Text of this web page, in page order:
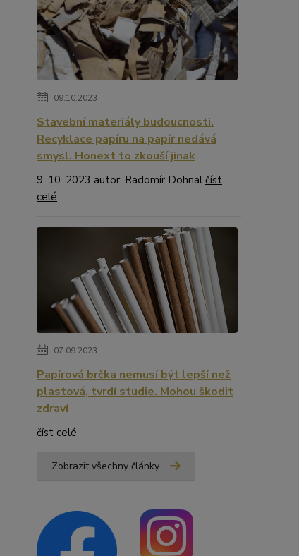
09.10.2023
Stavební materiály budoucnosti.
Recyklace papíru na papír nedává
smysl. Honext to zkouší jinak
9. 10. 2023 autor: Radomír Dohnal číst
celé
07.09.2023
Papírová brčka nemusí být lepší než
plastová, tvrdí studie. Mohou škodit
zdraví
číst celé
Zobrazit všechny články